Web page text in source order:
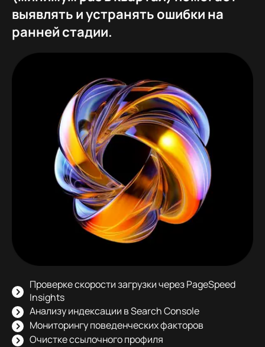
выявлять и устранять ошибки на
ранней стадии.
Проверке скорости загрузки через PageSpeed
Insights
Анализу индексации в Search Console
Мониторингу поведенческих факторов
Очистке ссылочного профиля